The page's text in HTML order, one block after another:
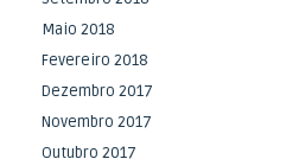
Maio 2018
Fevereiro 2018
Dezembro 2017
Novembro 2017
Outubro 2017